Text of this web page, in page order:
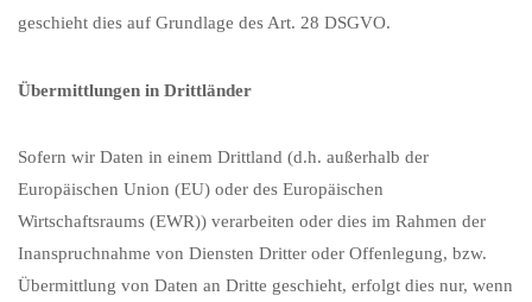
geschieht dies auf Grundlage des Art. 28 DSGVO.
Übermittlungen in Drittländer
Sofern wir Daten in einem Drittland (d.h. außerhalb der
Europäischen Union (EU) oder des Europäischen
Wirtschaftsraums (EWR)) verarbeiten oder dies im Rahmen der
Inanspruchnahme von Diensten Dritter oder Offenlegung, bzw.
Übermittlung von Daten an Dritte geschieht, erfolgt dies nur, wenn